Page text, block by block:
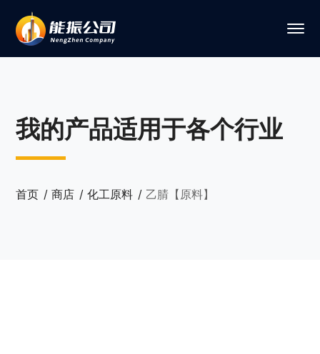
我的产品适用于各个行业
首页 商店 化工原料 乙腈【原料】